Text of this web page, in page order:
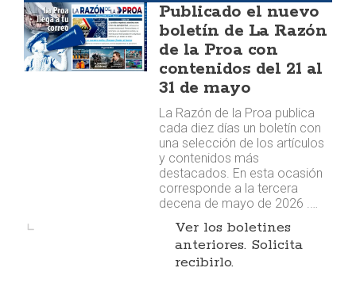
Publicado el nuevo
boletín de La Razón
de la Proa con
contenidos del 21 al
31 de mayo
La Razón de la Proa publica
cada diez días un boletín con
una selección de los artículos
y contenidos más
destacados. En esta ocasión
corresponde a la tercera
decena de mayo de 2026 .…
Ver los boletines
anteriores. Solicita
recibirlo.